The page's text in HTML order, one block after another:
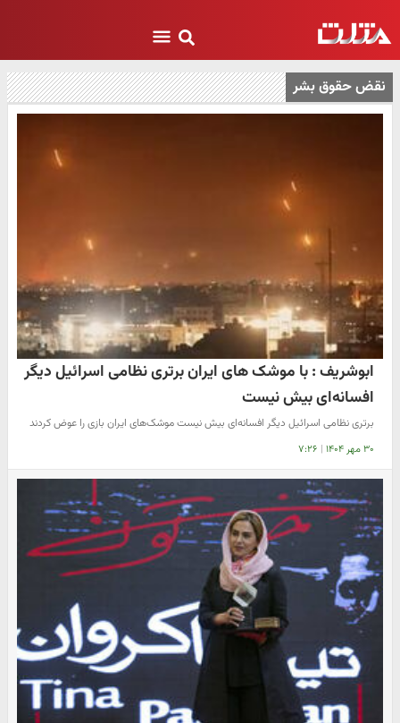
نقض حقوق بشر
ابوشریف : با موشک های ایران برتری نظامی اسرائیل دیگر
افسانه‌ای بیش نیست
برتری نظامی اسرائیل دیگر افسانه‌ای بیش نیست موشک‌های ایران بازی را عوض کردند
۳۰ مهر ۱۴۰۴ | ۷:۲۶